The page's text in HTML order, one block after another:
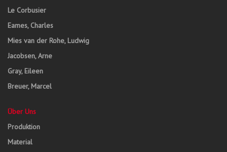
Le Corbusier
Eames, Charles
Mies van der Rohe, Ludwig
Jacobsen, Arne
Gray, Eileen
Breuer, Marcel
Über Uns
Produktion
Material